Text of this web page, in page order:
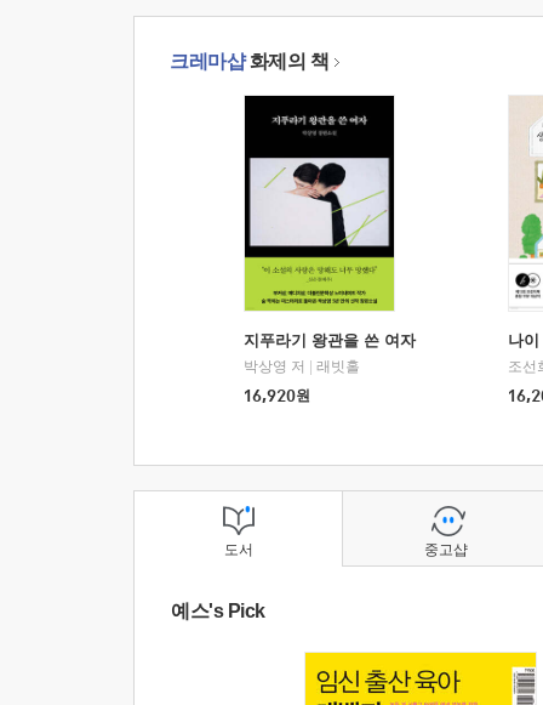
크레마샵화제의 책
지푸라기 왕관을 쓴 여자
박상영 저
래빗홀
16,920원
나
조선
도서
예스's Pick
중고샵